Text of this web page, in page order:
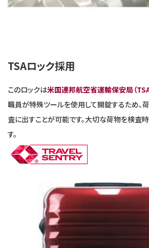
TSAロック採用
このロックは米国連邦航空省運輸保安局（
職員が特殊ツールを使用して開錠するため、
査に出すことが可能です。大切な荷物を検査
す。